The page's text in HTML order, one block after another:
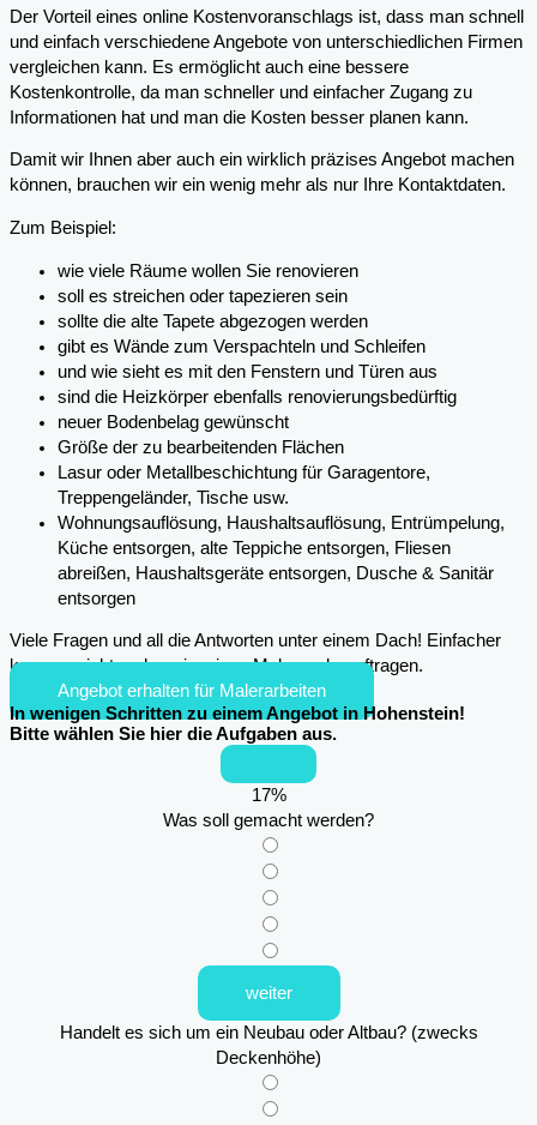
Der Vorteil eines online Kostenvoranschlags ist, dass man schnell
und einfach verschiedene Angebote von unterschiedlichen Firmen
vergleichen kann. Es ermöglicht auch eine bessere
Kostenkontrolle, da man schneller und einfacher Zugang zu
Informationen hat und man die Kosten besser planen kann.
Damit wir Ihnen aber auch ein wirklich präzises Angebot machen
können, brauchen wir ein wenig mehr als nur Ihre Kontaktdaten.
Zum Beispiel:
wie viele Räume wollen Sie renovieren
soll es streichen oder tapezieren sein
sollte die alte Tapete abgezogen werden
gibt es Wände zum Verspachteln und Schleifen
und wie sieht es mit den Fenstern und Türen aus
sind die Heizkörper ebenfalls renovierungsbedürftig
neuer Bodenbelag gewünscht
Größe der zu bearbeitenden Flächen
Lasur oder Metallbeschichtung für Garagentore,
Treppengeländer, Tische usw.
Wohnungsauflösung, Haushaltsauflösung, Entrümpelung,
Küche entsorgen, alte Teppiche entsorgen, Fliesen
abreißen, Haushaltsgeräte entsorgen, Dusche & Sanitär
entsorgen
Viele Fragen und all die Antworten unter einem Dach! Einfacher
kann es nicht mehr sein, einen Maler zu beauftragen.
Angebot erhalten für Malerarbeiten
In wenigen Schritten zu einem Angebot in Hohenstein!
Bitte wählen Sie hier die Aufgaben aus.
17%
Was soll gemacht werden?
weiter
Handelt es sich um ein Neubau oder Altbau? (zwecks
Deckenhöhe)